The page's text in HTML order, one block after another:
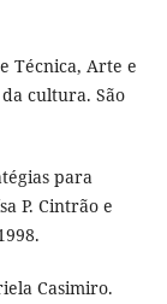
Técnica, Arte e
cultura. São
para
P. Cintrão e
Casimiro.